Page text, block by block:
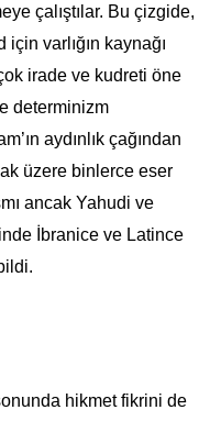
çalıştılar. Bu çizgide,
varlığın kaynağı
irade ve kudreti öne
determinizm
aydınlık çağından
üzere binlerce eser
ancak Yahudi ve
İbranice ve Latince
hikmet fikrini de